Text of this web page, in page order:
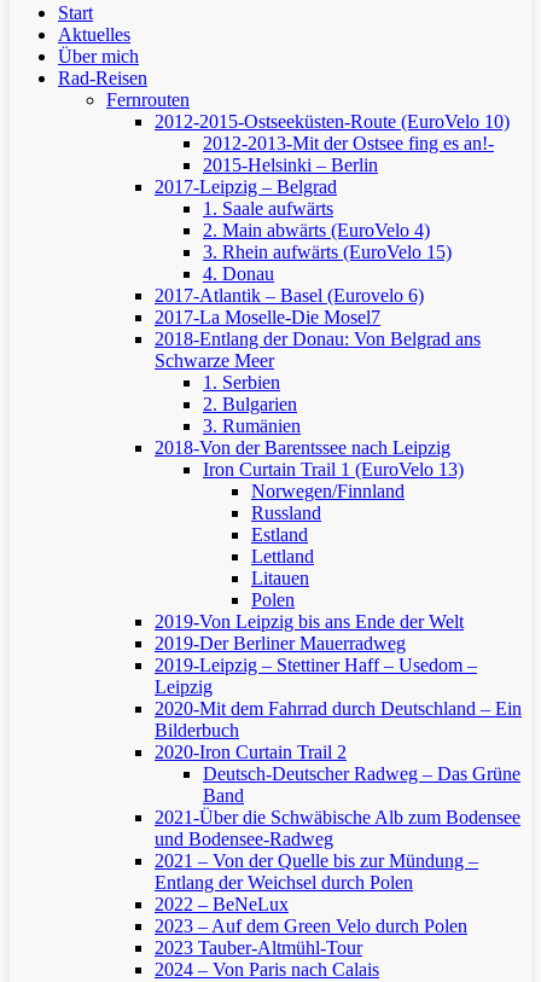
Start
Aktuelles
Über mich
Rad-Reisen
Fernrouten
2012-2015-Ostseeküsten-Route (EuroVelo 10)
2012-2013-Mit der Ostsee fing es an!-
2015-Helsinki – Berlin
2017-Leipzig – Belgrad
1. Saale aufwärts
2. Main abwärts (EuroVelo 4)
3. Rhein aufwärts (EuroVelo 15)
4. Donau
2017-Atlantik – Basel (Eurovelo 6)
2017-La Moselle-Die Mosel7
2018-Entlang der Donau: Von Belgrad ans
Schwarze Meer
1. Serbien
2. Bulgarien
3. Rumänien
2018-Von der Barentssee nach Leipzig
Iron Curtain Trail 1 (EuroVelo 13)
Norwegen/Finnland
Russland
Estland
Lettland
Litauen
Polen
2019-Von Leipzig bis ans Ende der Welt
2019-Der Berliner Mauerradweg
2019-Leipzig – Stettiner Haff – Usedom –
Leipzig
2020-Mit dem Fahrrad durch Deutschland – Ein
Bilderbuch
2020-Iron Curtain Trail 2
Deutsch-Deutscher Radweg – Das Grüne
Band
2021-Über die Schwäbische Alb zum Bodensee
und Bodensee-Radweg
2021 – Von der Quelle bis zur Mündung –
Entlang der Weichsel durch Polen
2022 – BeNeLux
2023 – Auf dem Green Velo durch Polen
2023 Tauber-Altmühl-Tour
2024 – Von Paris nach Calais